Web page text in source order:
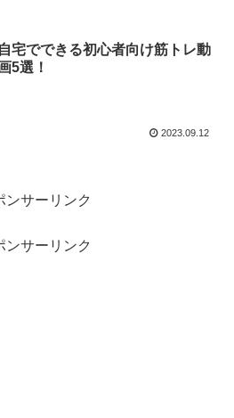
自宅でできる初心者向け筋トレ動
5選！
2023.09.12
ンサーリンク
ンサーリンク